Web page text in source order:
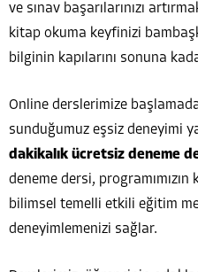
ve sınav başarılarınızı
kitap okuma keyfinizi
bilginin kapılarını sonuna
Online derslerimize
sunduğumuz eşsiz deneyimi
dakikalık ücretsiz deneme
deneme dersi, programımızın
bilimsel temelli etkili eğitim
deneyimlemenizi sağlar.